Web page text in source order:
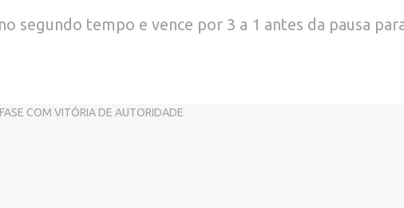
segundo tempo e vence por 3 a 1 antes da pausa